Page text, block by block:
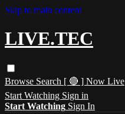
Skip to main content
LIVE.TEC
Browse Search [ 🔴 ] Now Live
Start Watching Sign in
Start Watching Sign In